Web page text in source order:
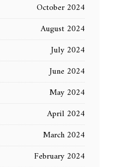
October 2024
August 2024
July 2024
June 2024
May 2024
April 2024
March 2024
February 2024